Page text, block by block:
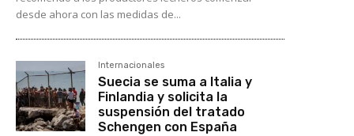
desde ahora con las medidas de...
Internacionales
Suecia se suma a Italia y
Finlandia y solicita la
suspensión del tratado
Schengen con España